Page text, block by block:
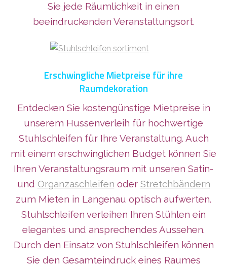
Sie jede Räumlichkeit in einen
beeindruckenden Veranstaltungsort.
Erschwingliche Mietpreise für ihre
Raumdekoration
Entdecken Sie kostengünstige Mietpreise in
unserem Hussenverleih für hochwertige
Stuhlschleifen für Ihre Veranstaltung. Auch
mit einem erschwinglichen Budget können Sie
Ihren Veranstaltungsraum mit unseren Satin-
und Organzaschleifen oder Stretchbändern
zum Mieten in Langenau optisch aufwerten.
Stuhlschleifen verleihen Ihren Stühlen ein
elegantes und ansprechendes Aussehen.
Durch den Einsatz von Stuhlschleifen können
Sie den Gesamteindruck eines Raumes